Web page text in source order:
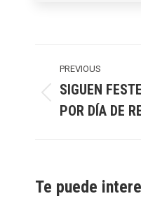
navigation
PREVIOUS
Previous
post:
SIGUEN
POR DÍA DE
Te puede